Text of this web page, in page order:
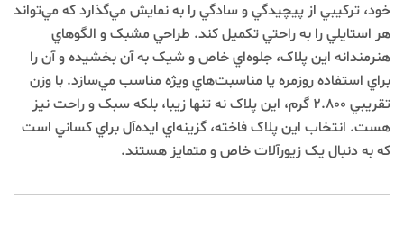
خود، ترکيبي از پيچيدگي و سادگي را به نمايش مي‌گذارد که مي‌تواند
هر استايلي را به راحتي تکميل کند. طراحي مشبک و الگوهاي
هنرمندانه اين پلاک، جلوه‌اي خاص و شيک به آن بخشيده و آن را
براي استفاده روزمره يا مناسبت‌هاي ويژه مناسب مي‌سازد. با وزن
تقريبي 2.800 گرم، اين پلاک نه تنها زيبا، بلکه سبک و راحت نيز
هست. انتخاب اين پلاک فاخته، گزينه‌اي ايده‌آل براي کساني است
که به دنبال يک زيورآلات خاص و متمايز هستند.